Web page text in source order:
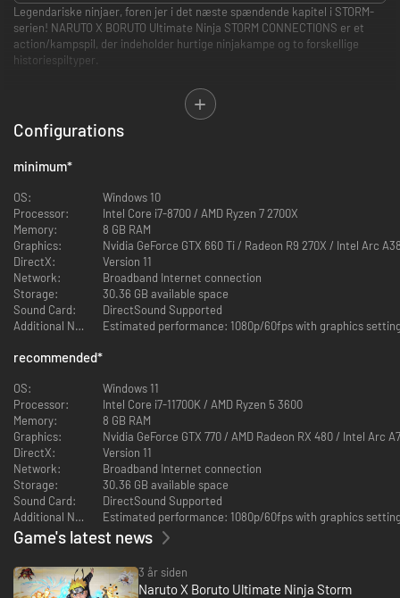
Legendariske ninjaer, foren jer i det næste spændende kapitel i STORM-
serien! NARUTO X BORUTO Ultimate Ninja STORM CONNECTIONS er et
action/kampspil, der indeholder hurtige ninjakampe og to forskellige
historiespiltyper.
• Nye spilbare figurer slutter sig til alle tidligere figurer i
STORM-serien, hvilket danner det største ensemble af
ninjaer nogensinde!
Vælg mellem flere end 130 spilbare figurer, og udkæmp storslåede
netværkskampoplevelse, gør det lettere for spillere at udføre diverse
kan alle være med i de intense kampe med deres yndlingsninjaer.
• Desuden er Narutos og Sasukes historie blevet
omredigeret og kombineret i ét spil for første gang
nogensinde!
Configurations
minimum*
OS:
Windows 10
Processor:
Intel Core i7-8700 / AMD Ryzen 7 2700X
Memory:
8 GB RAM
Graphics:
Nvidia GeForce GTX 660 Ti / Radeon R9 270X / Intel Arc
DirectX:
Version 11
Network:
Broadband Internet connection
Storage:
30.36 GB available space
Sound Card:
DirectSound Supported
Additional Notes:
recommended*
OS:
Windows 11
Processor:
Intel Core i7-11700K / AMD Ryzen 5 3600
Memory:
8 GB RAM
Graphics:
Nvidia GeForce GTX 770 / AMD Radeon RX 480 / Intel Arc
DirectX:
Version 11
Network:
Broadband Internet connection
Storage:
30.36 GB available space
Sound Card:
DirectSound Supported
Additional Notes:
Game's latest news
3 år siden
Naruto X Boruto Ultimate Ninja Storm